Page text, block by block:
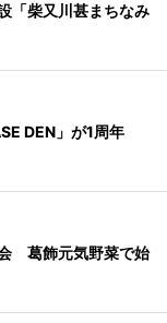
「柴又川甚まちなみ
DEN」が1周年
葛飾元気野菜で始